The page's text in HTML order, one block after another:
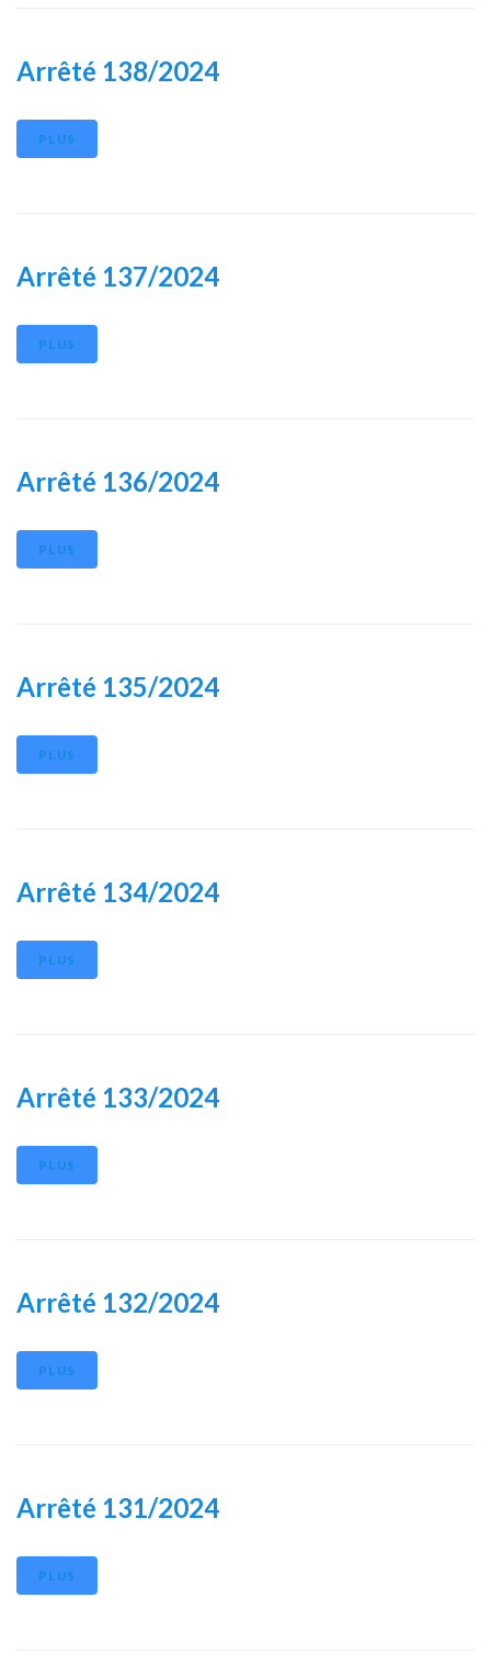
Arrêté 138/2024
PLUS
Arrêté 137/2024
PLUS
Arrêté 136/2024
PLUS
Arrêté 135/2024
PLUS
Arrêté 134/2024
PLUS
Arrêté 133/2024
PLUS
Arrêté 132/2024
PLUS
Arrêté 131/2024
PLUS